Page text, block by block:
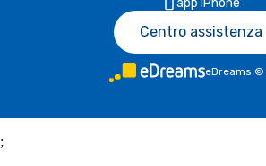
app iPhone
Centro assistenza
eDreams ©
;